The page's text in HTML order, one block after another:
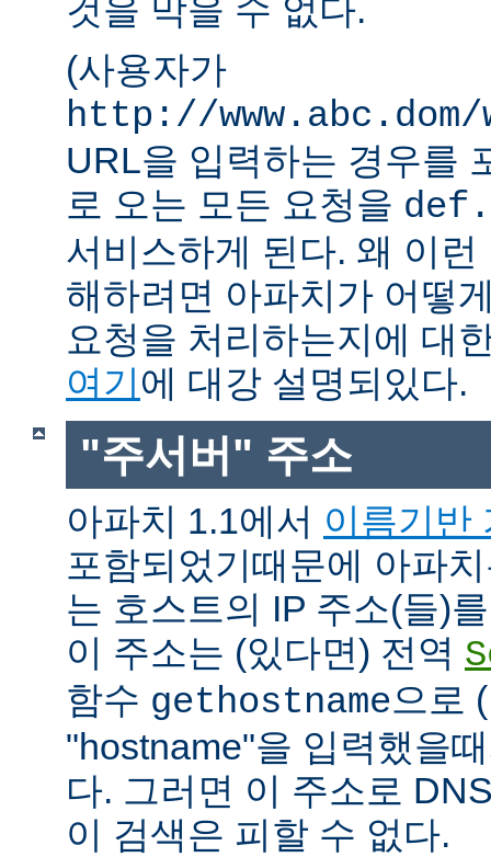
것을 막을 수 없다.
(사용자가
http://www.abc.dom/
URL을 입력하는 경우를
로 오는 모든 요청을
서비스하게 된다. 왜 이
해하려면 아파치가 어떻
요청을 처리하는지에 대
여기에 대강 설명되있다.
"주서버" 주소
아파치 1.1에서 이름기반
포함되었기때문에 아파
는 호스트의 IP 주소(들)
이 주소는 (있다면) 전역
함수 gethostname으로
"hostname"을 입력했을
다. 그러면 이 주소로
이 검색은 피할 수 없다.